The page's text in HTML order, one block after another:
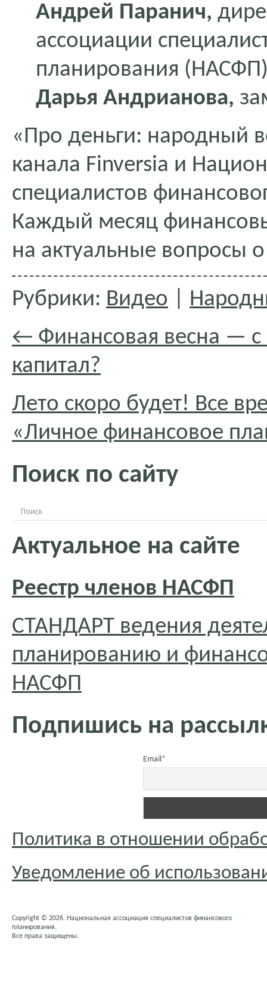
Андрей Паранич,
ассоциации
планирования
Дарья Андрианова,
«Про деньги: народный
канала Finversia и
специалистов
Каждый месяц
на актуальные вопросы
Рубрики: Видео
← Финансовая весна — с
капитал?
Лето скоро будет! Все
«Личное финансовое
Поиск по сайту
Актуальное на сайте
Реестр членов НАСФП
СТАНДАРТ ведения
планированию и
НАСФП
Подпишись на
Email*
Политика в отношении
Уведомление об
Copyright © 2026. Национальная ассоциация специалистов финансового
планирования.
Все права защищены.